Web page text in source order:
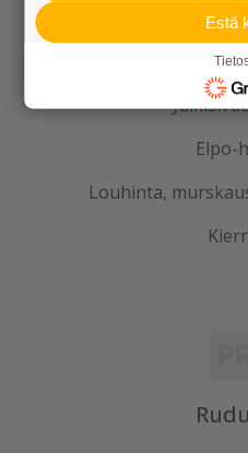
Elpo-
Louhinta,
Estä